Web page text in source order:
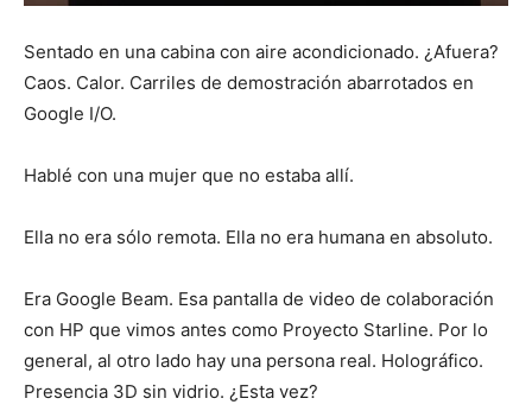
Sentado en una cabina con aire acondicionado. ¿Afuera?
Caos. Calor. Carriles de demostración abarrotados en
Google I/O.
Hablé con una mujer que no estaba allí.
Ella no era sólo remota. Ella no era humana en absoluto.
Era Google Beam. Esa pantalla de video de colaboración
con HP que vimos antes como Proyecto Starline. Por lo
general, al otro lado hay una persona real. Holográfico.
Presencia 3D sin vidrio. ¿Esta vez?